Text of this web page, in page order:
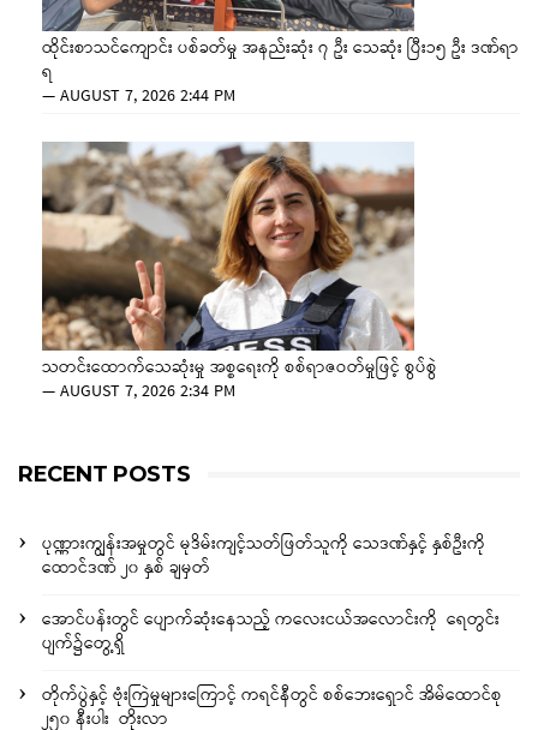
ထိုင်းစာသင်ကျောင်း ပစ်ခတ်မှု အနည်းဆုံး ၇ ဦး သေဆုံး ပြီး၁၅ ဦး ဒဏ်ရာ
ရ
—AUGUST 7, 2026 2:44 PM
သတင်းထောက်သေဆုံးမှု အစ္စရေးကို စစ်ရာဇဝတ်မှုဖြင့် စွပ်စွဲ
—AUGUST 7, 2026 2:34 PM
RECENT POSTS
ပုဏ္ဏားကျွန်းအမှုတွင် မုဒိမ်းကျင့်သတ်ဖြတ်သူကို သေဒဏ်နှင့် နှစ်ဦးကို
ထောင်ဒဏ် ၂၀ နှစ် ချမှတ်
အောင်ပန်းတွင် ပျောက်ဆုံးနေသည့် ကလေးငယ်အလောင်းကို ရေတွင်း
ပျက်၌တွေ့ရှိ
တိုက်ပွဲနှင့် ဗုံးကြဲမှုများကြောင့် ကရင်နီတွင် စစ်ဘေးရှောင် အိမ်ထောင်စု
၂၅၀ နီးပါး တိုးလာ